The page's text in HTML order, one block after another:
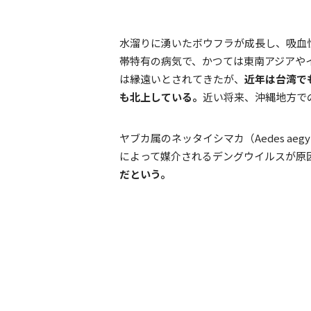
水溜りに湧いたボウフラが成長し、吸
帯特有の病気で、かつては東南アジア
は縁遠いとされてきたが、 近年は台湾で
も北上している。 近い将来、沖縄地方
ヤブカ属のネッタイシマカ（Aedes
によって媒介されるデングウイルスが
だという。